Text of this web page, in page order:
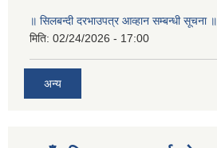
॥ सिलबन्दी दरभाउपत्र आव्हान सम्बन्धी सूचना ॥
मिति: 02/24/2026 - 17:00
अन्य